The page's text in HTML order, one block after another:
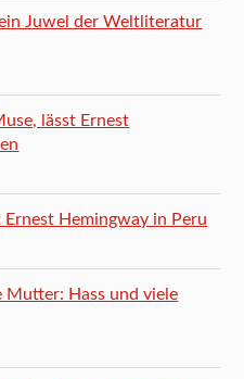
ein Juwel der Weltliteratur
lässt Ernest
Hemingway in Peru
Mutter: Hass und viele